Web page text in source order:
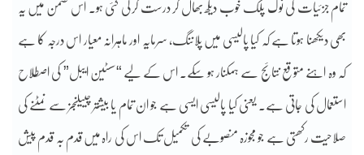
تمام جزئیات کی نوک پلک خوب دیکھ بھال کر درست کر لی گئی ہو۔ اس ضمن میں یہ
بھی دیکھنا ہوتا ہے کہ کیا پالیسی میں پلاننگ، سرمایہ اور ماہرانہ معیار اس درجہ کا ہے
کہ وہ اہنے متوقع نتائج سے ہمکنار ہو سکے۔ اس کے لیے “سسٹین ایبل” کی اصطلاح
استعمال کی جاتی ہے۔ یعنی کیا پالیسی ایسی ہے جو ان تمام یا بیشتر چییلنجز سے نمٹنے کی
صلاحیت رکھتی ہے جو مجوزہ منصوبے کی تکمیل تک اس کی راہ میں قدم بہ قدم پیش